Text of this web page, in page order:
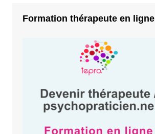
Formation thérapeute en ligne